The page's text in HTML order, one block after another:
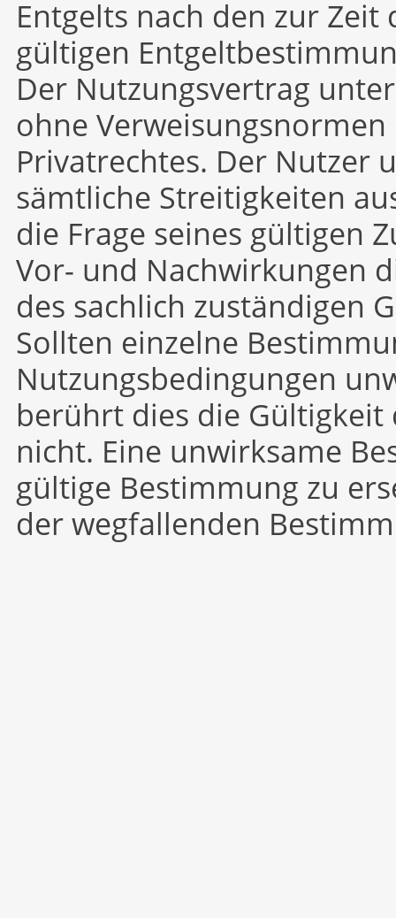
Entgelts nach den zur Zeit
gültigen
Der Nutzungsvertrag
ohne
Privatrechtes. Der Nutzer
sämtliche Streitigkeiten
die Frage seines gültigen
Vor- und Nachwirkungen
des sachlich zuständigen
Sollten einzelne
Nutzungsbedingungen
berührt dies die
nicht. Eine unwirksame
gültige Bestimmung zu
der wegfallenden